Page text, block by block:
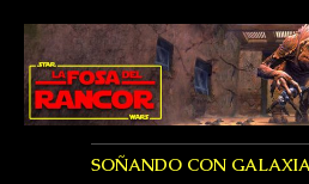
SOÑANDO CON